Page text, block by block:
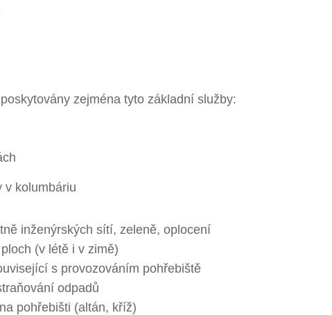
zejména tyto základní služby:
v kolumbáriu
inženýrských sítí, zeleně, oplocení
(v létě i v zimě)
s provozováním pohřebiště
odpadů
pohřebišti (altán, kříž)